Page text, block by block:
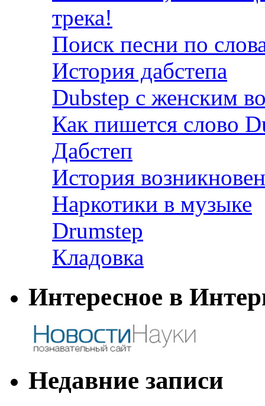
трека!
Поиск песни по
История дабстепа
Dubstep с женским
Как пишется слово
Дабстеп
История
Наркотики в музыке
Drumstep
Кладовка
Интересное в
Недавние записи